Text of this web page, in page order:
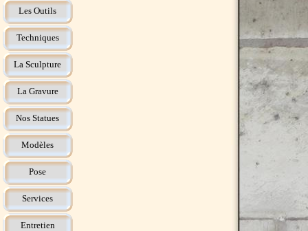
Les Outils
Techniques
La Sculpture
La Gravure
Nos Statues
Modèles
Pose
Services
Entretien